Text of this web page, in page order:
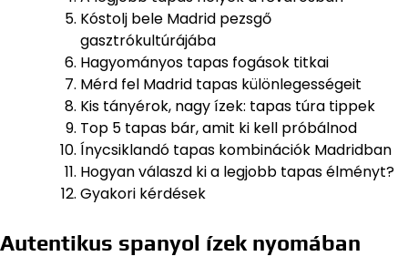
Kóstolj bele Madrid pezsgő
gasztrókultúrájába
Hagyományos tapas fogások titkai
Mérd fel Madrid tapas különlegességeit
Kis tányérok, nagy ízek: tapas túra tippek
Top 5 tapas bár, amit ki kell próbálnod
Ínycsiklandó tapas kombinációk Madridban
Hogyan válaszd ki a legjobb tapas élményt?
Gyakori kérdések
Autentikus spanyol ízek nyomában